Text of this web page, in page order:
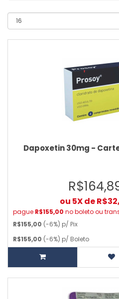
Dapoxetin 30mg -
ou 5X de
pague R$155,00 no boleto ou
R$155,00 (-6%) p/ Pix
R$155,00 (-6%) p/ Boleto